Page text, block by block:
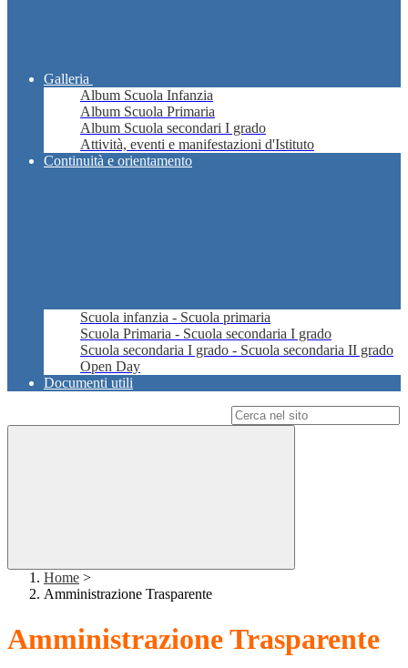
Galleria
Album Scuola Infanzia
Album Scuola Primaria
Album Scuola secondari I grado
Attività, eventi e manifestazioni d'Istituto
Continuità e orientamento
Scuola infanzia - Scuola primaria
Scuola Primaria - Scuola secondaria I grado
Scuola secondaria I grado - Scuola secondaria II grado
Open Day
Documenti utili
Home >
Amministrazione Trasparente
Amministrazione Trasparente